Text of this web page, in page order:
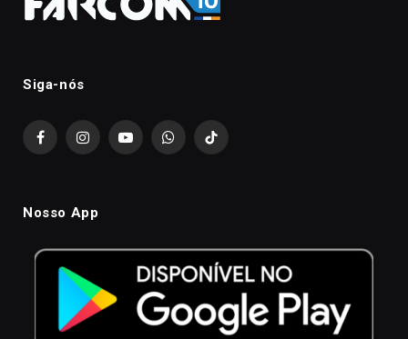
Siga-nós
FacebookInstagramYouTubeWhatsAppTikTok
Nosso App